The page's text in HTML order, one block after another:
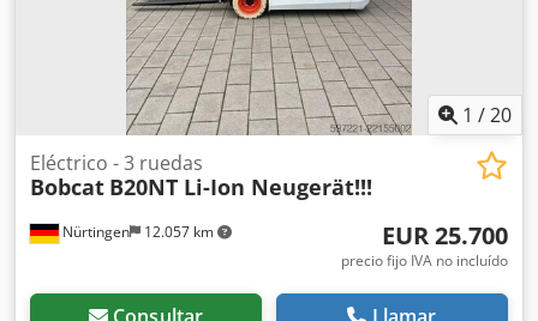
1 /20
Nürtingen 12.057 km
Eléctrico - 3 ruedas
Bobcat B20NT Li-Ion Neugerät!!!
EUR 25.700
precio fijo IVA no incluído